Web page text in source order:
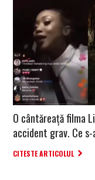
O cântăreață filma
accident grav. Ce
CITESTE ARTICOLUL